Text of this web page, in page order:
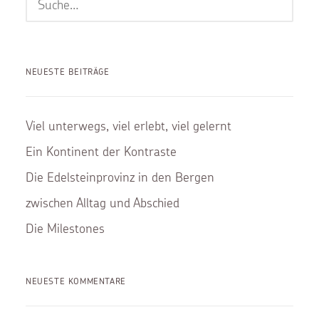
NEUESTE BEITRÄGE
Viel unterwegs, viel erlebt, viel gelernt
Ein Kontinent der Kontraste
Die Edelsteinprovinz in den Bergen
zwischen Alltag und Abschied
Die Milestones
NEUESTE KOMMENTARE